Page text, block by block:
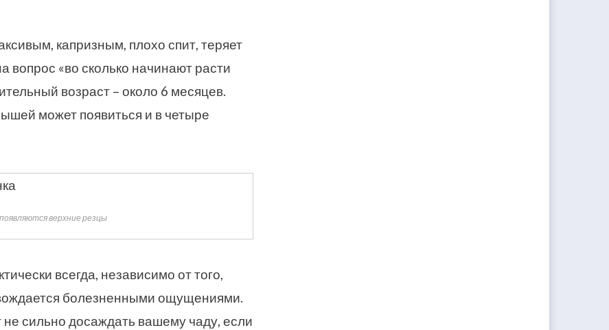
капризным, плохо спит, теряет
вопрос «во сколько начинают расти
возраст – около 6 месяцев.
может появиться и в четыре
верхние резцы
всегда, независимо от того,
болезненными ощущениями.
сильно досаждать вашему чаду, если